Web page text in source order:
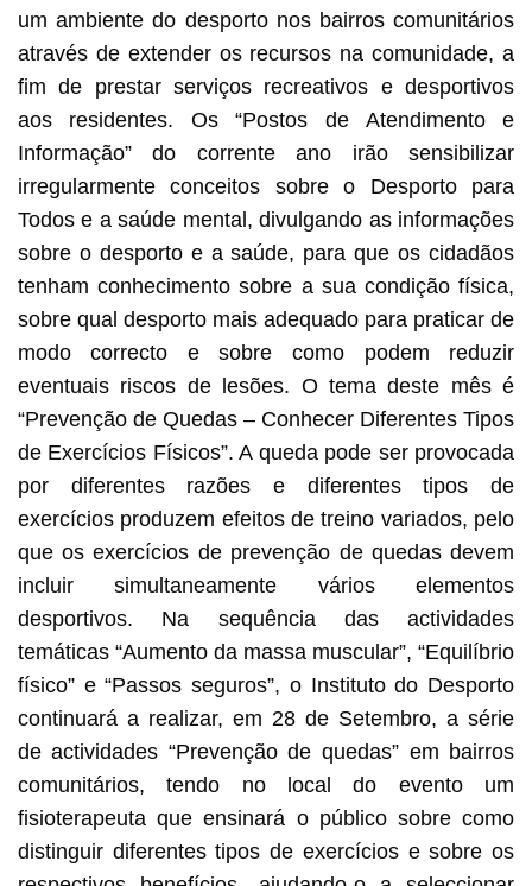
um ambiente do desporto nos bairros comunitários
através de extender os recursos na comunidade, a
fim de prestar serviços recreativos e desportivos
aos residentes. Os “Postos de Atendimento e
Informação” do corrente ano irão sensibilizar
irregularmente conceitos sobre o Desporto para
Todos e a saúde mental, divulgando as informações
sobre o desporto e a saúde, para que os cidadãos
tenham conhecimento sobre a sua condição física,
sobre qual desporto mais adequado para praticar de
modo correcto e sobre como podem reduzir
eventuais riscos de lesões. O tema deste mês é
“Prevenção de Quedas – Conhecer Diferentes Tipos
de Exercícios Físicos”. A queda pode ser provocada
por diferentes razões e diferentes tipos de
exercícios produzem efeitos de treino variados, pelo
que os exercícios de prevenção de quedas devem
incluir simultaneamente vários elementos
desportivos. Na sequência das actividades
temáticas “Aumento da massa muscular”, “Equilíbrio
físico” e “Passos seguros”, o Instituto do Desporto
continuará a realizar, em 28 de Setembro, a série
de actividades “Prevenção de quedas” em bairros
comunitários, tendo no local do evento um
fisioterapeuta que ensinará o público sobre como
distinguir diferentes tipos de exercícios e sobre os